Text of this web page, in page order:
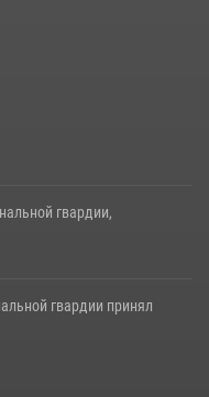
гвардии,
гвардии принял